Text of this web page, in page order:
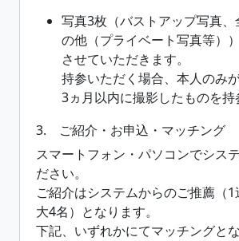
写真3枚（バストアップ写真
の他（プライベート写真等）
させていただきます。
持参いただく場合、本人のみ
3ヵ月以内に撮影したものを持
3. ご紹介・お申込・マッチング
スマートフォン・パソコンでシス
ださい。
ご紹介はシステムからのご推薦（
大4名）となります。
下記、いずれかにてマッチングとな